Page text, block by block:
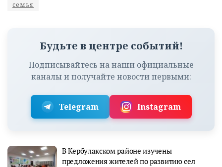
семья
Будьте в центре событий!
Подписывайтесь на наши официальные
каналы и получайте новости первыми:
Telegram Instagram
В Кербулакском районе изучены
предложения жителей по развитию сел